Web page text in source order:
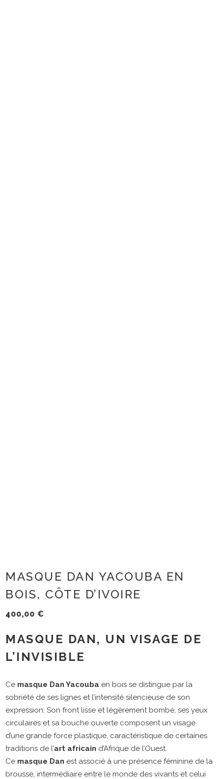
MASQUE DAN YACOUBA EN
BOIS, CÔTE D’IVOIRE
400,00 €
MASQUE DAN, UN VISAGE DE
L’INVISIBLE
Ce masque Dan Yacouba en bois se distingue par la
sobriété de ses lignes et l’intensité silencieuse de son
expression. Son front lisse et légèrement bombé, ses yeux
circulaires et sa bouche ouverte composent un visage
d’une grande force plastique, caractéristique de certaines
traditions de l’art africain d’Afrique de l’Ouest.
Ce masque Dan est associé à une présence féminine de la
brousse, intermédiaire entre le monde des vivants et celui